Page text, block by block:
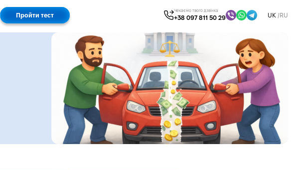
Пройти тест
Чекаємо твого дзвінка
+38 097 811 50 29 UK RU